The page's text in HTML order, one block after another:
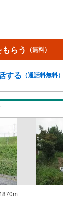
らう （無料）
する （通話料無料）